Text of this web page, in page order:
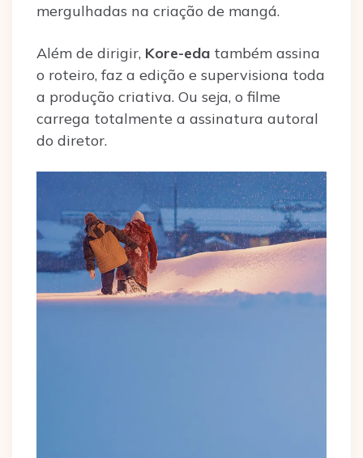
mergulhadas na criação de mangá.
Além de dirigir, Kore-eda também assina
o roteiro, faz a edição e supervisiona toda
a produção criativa. Ou seja, o filme
carrega totalmente a assinatura autoral
do diretor.